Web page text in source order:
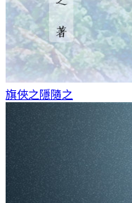
旗俠之隱隨之